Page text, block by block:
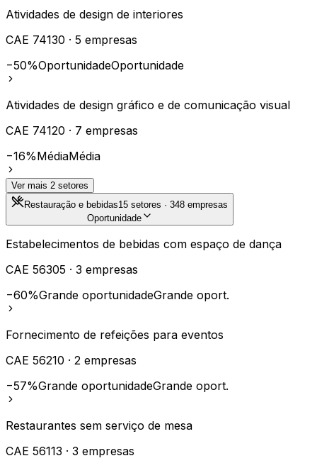
Atividades de design de interiores
CAE 74130 · 5 empresas
−50%OportunidadeOportunidade
Atividades de design gráfico e de comunicação visual
CAE 74120 · 7 empresas
−16%MédiaMédia
Ver mais 2 setores
Restauração e bebidas15 setores · 348 empresas
Oportunidade
Estabelecimentos de bebidas com espaço de dança
CAE 56305 · 3 empresas
−60%Grande oportunidadeGrande oport.
Fornecimento de refeições para eventos
CAE 56210 · 2 empresas
−57%Grande oportunidadeGrande oport.
Restaurantes sem serviço de mesa
CAE 56113 · 3 empresas